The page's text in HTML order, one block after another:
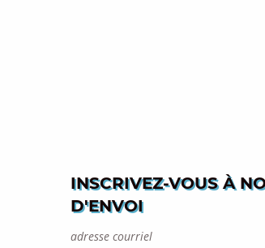
INSCRIVEZ-VOUS À
D'ENVOI